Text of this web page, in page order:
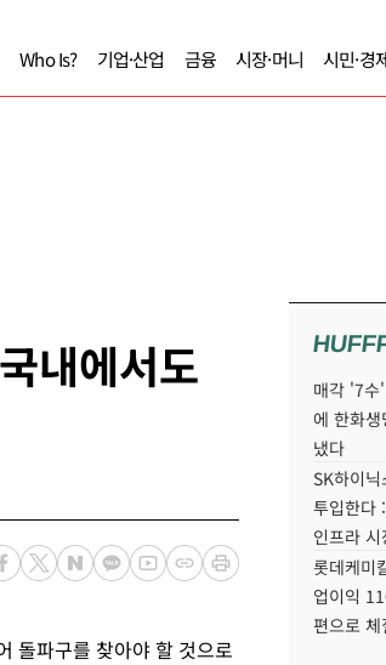
Who Is? 기업·산업 금융 시장·머니 시민·경
내에서도
돌파구를 찾아야 할 것으로
매각 '7수
에 한화생
냈다
SK하이
투입한다
인프라
롯데케미
업이익
편으로